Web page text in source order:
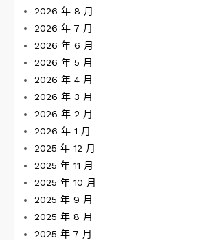
2026 年 8 月
2026 年 7 月
2026 年 6 月
2026 年 5 月
2026 年 4 月
2026 年 3 月
2026 年 2 月
2026 年 1 月
2025 年 12 月
2025 年 11 月
2025 年 10 月
2025 年 9 月
2025 年 8 月
2025 年 7 月